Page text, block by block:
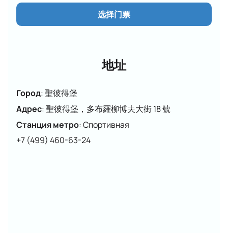
选择门票
地址
Город:聖彼得堡
Адрес:聖彼得堡，多布羅柳博夫大街 18 號
Станция метро:Спортивная
+7 (499) 460-63-24